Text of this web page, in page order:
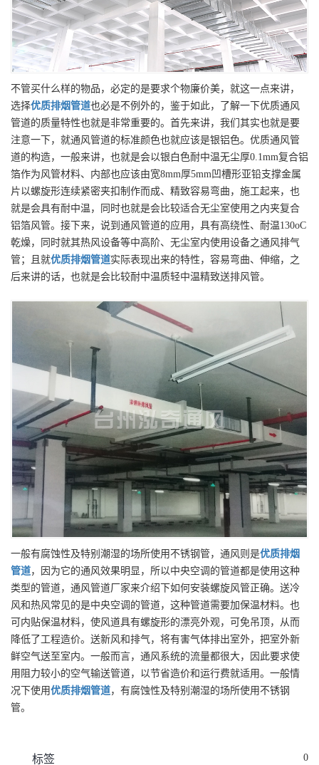
不管买什么样的物品，必定的是要求个物廉价美，就这一点来讲，
选择优质排烟管道也必是不例外的，鉴于如此，了解一下优质通风
管道的质量特性也就是非常重要的。首先来讲，我们其实也就是要
注意一下，就通风管道的标准颜色也就应该是银铝色。优质通风管
道的构造，一般来讲，也就是会以银白色耐中温无尘厚0.1mm复合铝
箔作为风管材料、内部也应该由宽8mm厚5mm凹槽形亚铅支撑金属
片以螺旋形连续紧密夹扣制作而成、精致容易弯曲，施工起来，也
就是会具有耐中温，同时也就是会比较适合无尘室使用之内夹复合
铝箔风管。接下来，说到通风管道的应用，具有高绕性、耐温130oC
乾燥，同时就其热风设备等中高阶、无尘室内使用设备之通风排气
管；且就优质排烟管道实际表现出来的特性，容易弯曲、伸缩，之
后来讲的话，也就是会比较耐中温质轻中温精致送排风管。
一般有腐蚀性及特别潮湿的场所使用不锈钢管，通风则是优质排烟
管道，因为它的通风效果明显，所以中央空调的管道都是使用这种
类型的管道，通风管道厂家来介绍下如何安装螺旋风管正确。送冷
风和热风常见的是中央空调的管道，这种管道需要加保温材料。也
可内贴保温材料，使风道具有螺旋形的漂亮外观，可免吊顶，从而
降低了工程造价。送新风和排气，将有害气体排出室外，把室外新
鲜空气送至室内。一般而言，通风系统的流量都很大，因此要求使
用阻力较小的空气输送管道，以节省造价和运行费就适用。一般情
况下使用优质排烟管道，有腐蚀性及特别潮湿的场所使用不锈钢
管。
标签 0